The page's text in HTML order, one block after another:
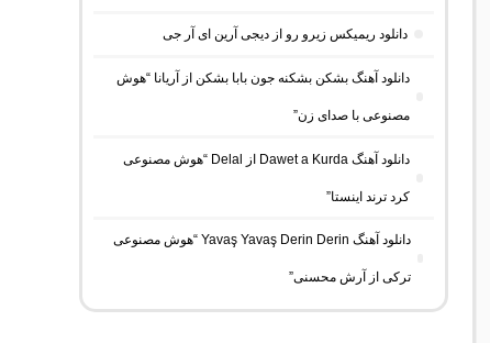
دانلود ریمیکس زیرو رو از دیجی آرین ای آر جی
دانلود آهنگ بشکن بشکنه جون بابا بشکن از آریانا “هوش
مصنوعی با صدای زن”
دانلود آهنگ Dawet a Kurda از Delal “هوش مصنوعی
کرد ترند اینستا”
دانلود آهنگ Yavaş Yavaş Derin Derin “هوش مصنوعی
ترکی از آرش محسنی”